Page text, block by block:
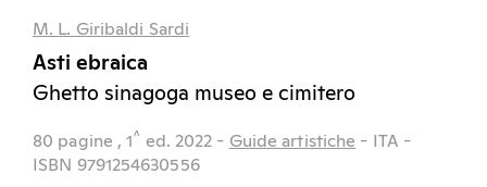
M. L. Giribaldi Sardi
Asti ebraica
Ghetto sinagoga museo e cimitero
80 pagine , 1^ ed. 2022 - Guide artistiche - ITA -
ISBN 9791254630556